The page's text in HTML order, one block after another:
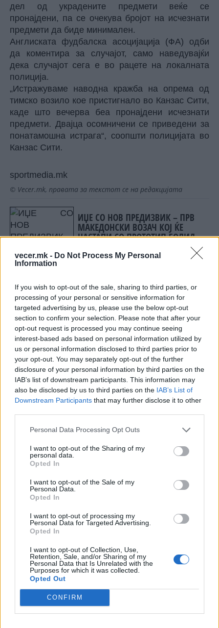
vecer.mk - Do Not Process My Personal
Information
If you wish to opt-out of the sale, sharing to third parties, or
processing of your personal or sensitive information for
targeted advertising by us, please use the below opt-out
section to confirm your selection. Please note that after your
opt-out request is processed you may continue seeing
interest-based ads based on personal information utilized by
us or personal information disclosed to third parties prior to
your opt-out. You may separately opt-out of the further
disclosure of your personal information by third parties on the
IAB’s list of downstream participants. This information may
also be disclosed by us to third parties on the IAB’s List of
Downstream Participants that may further disclose it to other
Personal Data Processing Opt Outs
I want to opt-out of the Sharing of my
personal data.
Opted In
I want to opt-out of the Sale of my
Personal Data.
Opted In
I want to opt-out of processing my
Personal Data for Targeted Advertising.
Opted In
I want to opt-out of Collection, Use,
Retention, Sale, and/or Sharing of my
Personal Data that Is Unrelated with the
Purposes for which it was collected.
Opted Out
CONFIRM
дел од украдените предмети веќе се
пронајдени, па се очекува бројот на исчезнати
предмети да биде минимален.
Англиската фудбалска асоцијација (ФА) одби
да коментира за случајот, само наведувајќи
дека случајот сега е во рацете на локалната
полиција.
„Истражуваме наводна кражба на опрема од
тимско возило кое пристигнало во Канзас Сити,
каде што вечерва беа пронајдени исчезнати
предмети. Двајца осомничени се приведени за
понатамошна истрага“, соопшти полицијата во
Канзас Сити.
sportmedia.mk
© Vecer.mk, правата за текстот се на редакцијата
ИЏЕ СО НОВ ПРЕДИЗВИК – ПРВ
МАКЕДОНСКИ ВОЗАЧ КОЈ ЌЕ
НАСТАПИ СО ПРОТОТИП БОЛИД
Њукасл го официјализираше
(ФОТО)
НАЈЧИТАНИ ВО ПОСЛЕДНИ 7 ДЕНА
Ахмети кажа што го мачи:
СЛУШАМ, САКААТ ДА СЕ СУДИ
ЗА ВОЕНИТЕ ЗЛОСТРОСТВА НА
УЧК...
ИСТОРИСКО ОБЕДИНУВАЊЕ НА
МАКЕДОНЦИТЕ ВО СРБИЈА:
ФОРМИРАН МАКЕДОНСКИОТ
УЛЦИЊ Е АЛБАНСКИ, ЌЕ ГО
објава на вицепремиерот на
итно ја преиспитува својата
одлука“
БИДЕ ЗА НА ЛЕКАР, а потоа...
ВАКА - Судијата Вулнет Винца
е пензиониран, три дена
откако му го врати пасошот
Северна Кореја и Русија градат
ТЕЖОК ДЕН И ЈАВНО